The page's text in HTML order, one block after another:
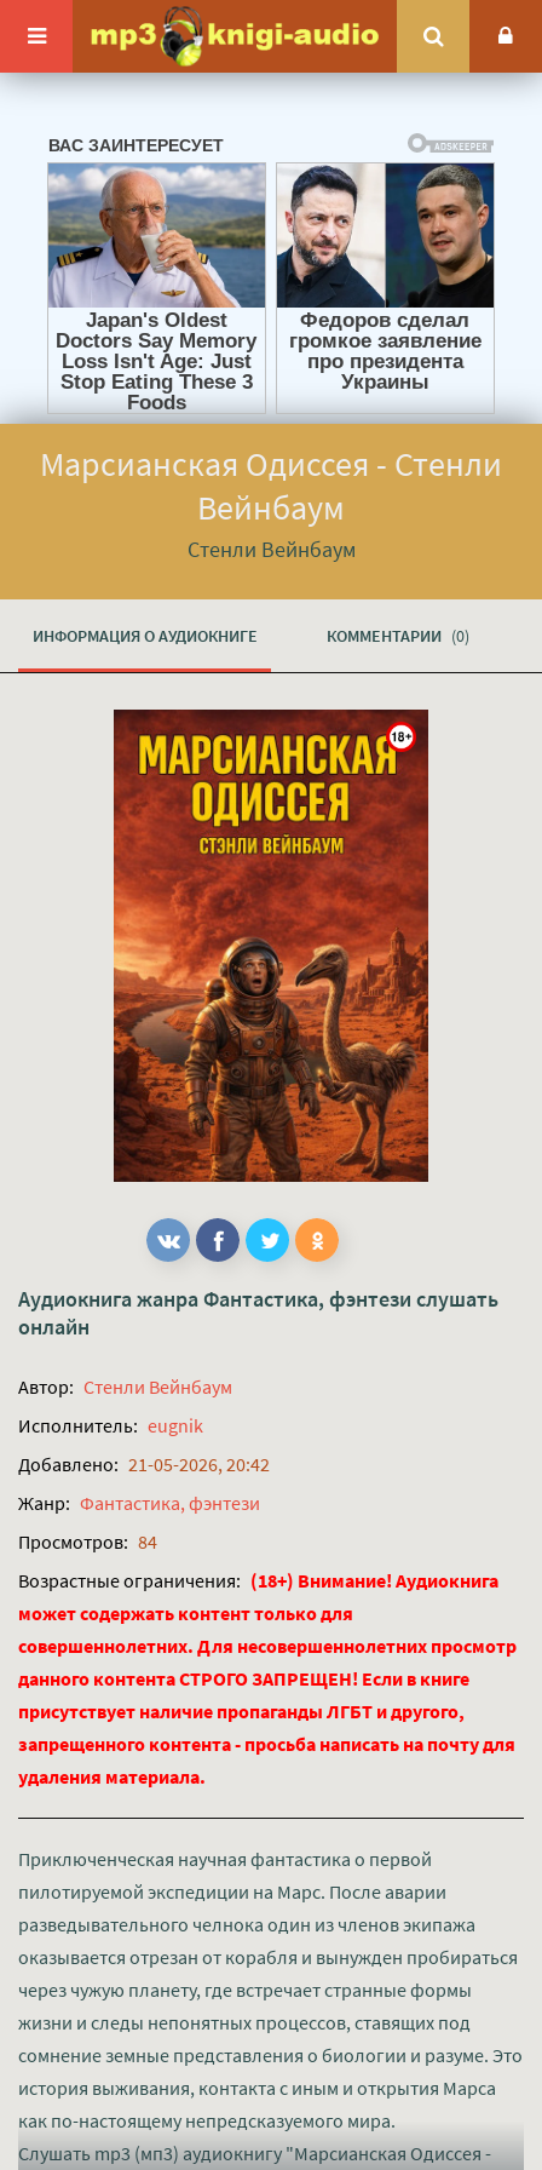
Марсианская Одиссея - Стенли
Вейнбаум
Стенли Вейнбаум
ИНФОРМАЦИЯ О АУДИОКНИГЕ КОММЕНТАРИИ (0)
Аудиокнига жанра Фантастика, фэнтези слушать
онлайн
Автор: Стенли Вейнбаум
Исполнитель: eugnik
Добавлено: 21-05-2026, 20:42
Жанр: Фантастика, фэнтези
Просмотров: 84
Возрастные ограничения: (18+) Внимание! Аудиокнига
может содержать контент только для
совершеннолетних. Для несовершеннолетних просмотр
данного контента СТРОГО ЗАПРЕЩЕН! Если в книге
присутствует наличие пропаганды ЛГБТ и другого,
запрещенного контента - просьба написать на почту для
удаления материала.
Приключенческая научная фантастика о первой
пилотируемой экспедиции на Марс. После аварии
разведывательного челнока один из членов экипажа
оказывается отрезан от корабля и вынужден пробираться
через чужую планету, где встречает странные формы
жизни и следы непонятных процессов, ставящих под
сомнение земные представления о биологии и разуме. Это
история выживания, контакта с иным и открытия Марса
как по-настоящему непредсказуемого мира.
Слушать mp3 (мп3) аудиокнигу "Марсианская Одиссея -